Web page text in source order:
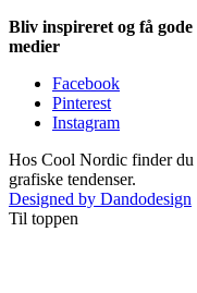
Bliv inspireret og få
medier
Facebook
Pinterest
Instagram
Hos Cool Nordic finder
grafiske tendenser.
Designed by Dandodesign
Til toppen